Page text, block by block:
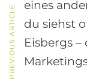
eines
du siehst
Eisbergs
PREVIOUS ARTICLE